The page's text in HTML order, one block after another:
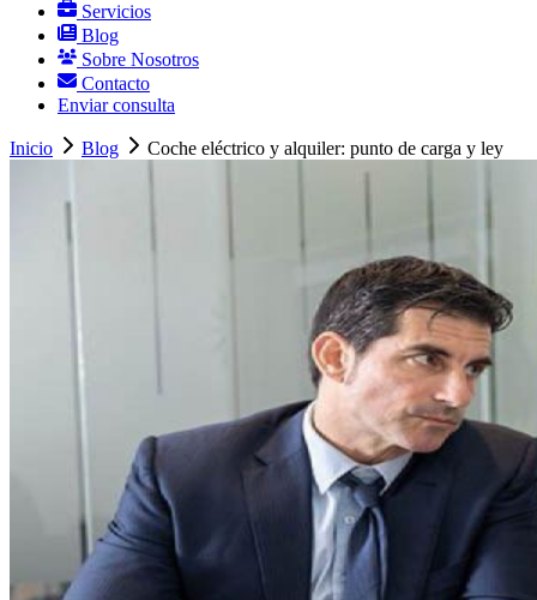
Servicios
Blog
Sobre Nosotros
Contacto
Enviar consulta
Inicio Blog Coche eléctrico y alquiler: punto de carga y ley